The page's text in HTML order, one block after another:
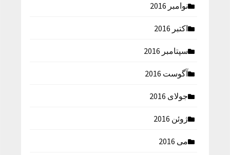
نوامبر 2016
اکتبر 2016
سپتامبر 2016
آگوست 2016
جولای 2016
ژوئن 2016
می 2016